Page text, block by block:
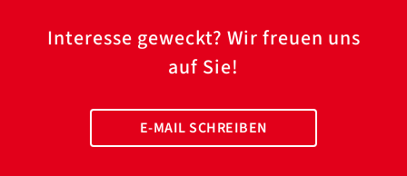
Interesse geweckt? Wir freuen uns
auf Sie!
E-MAIL SCHREIBEN